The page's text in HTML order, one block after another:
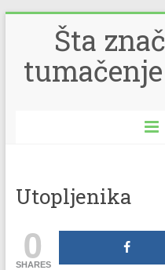
Šta
Utopljenika
0
SHARES